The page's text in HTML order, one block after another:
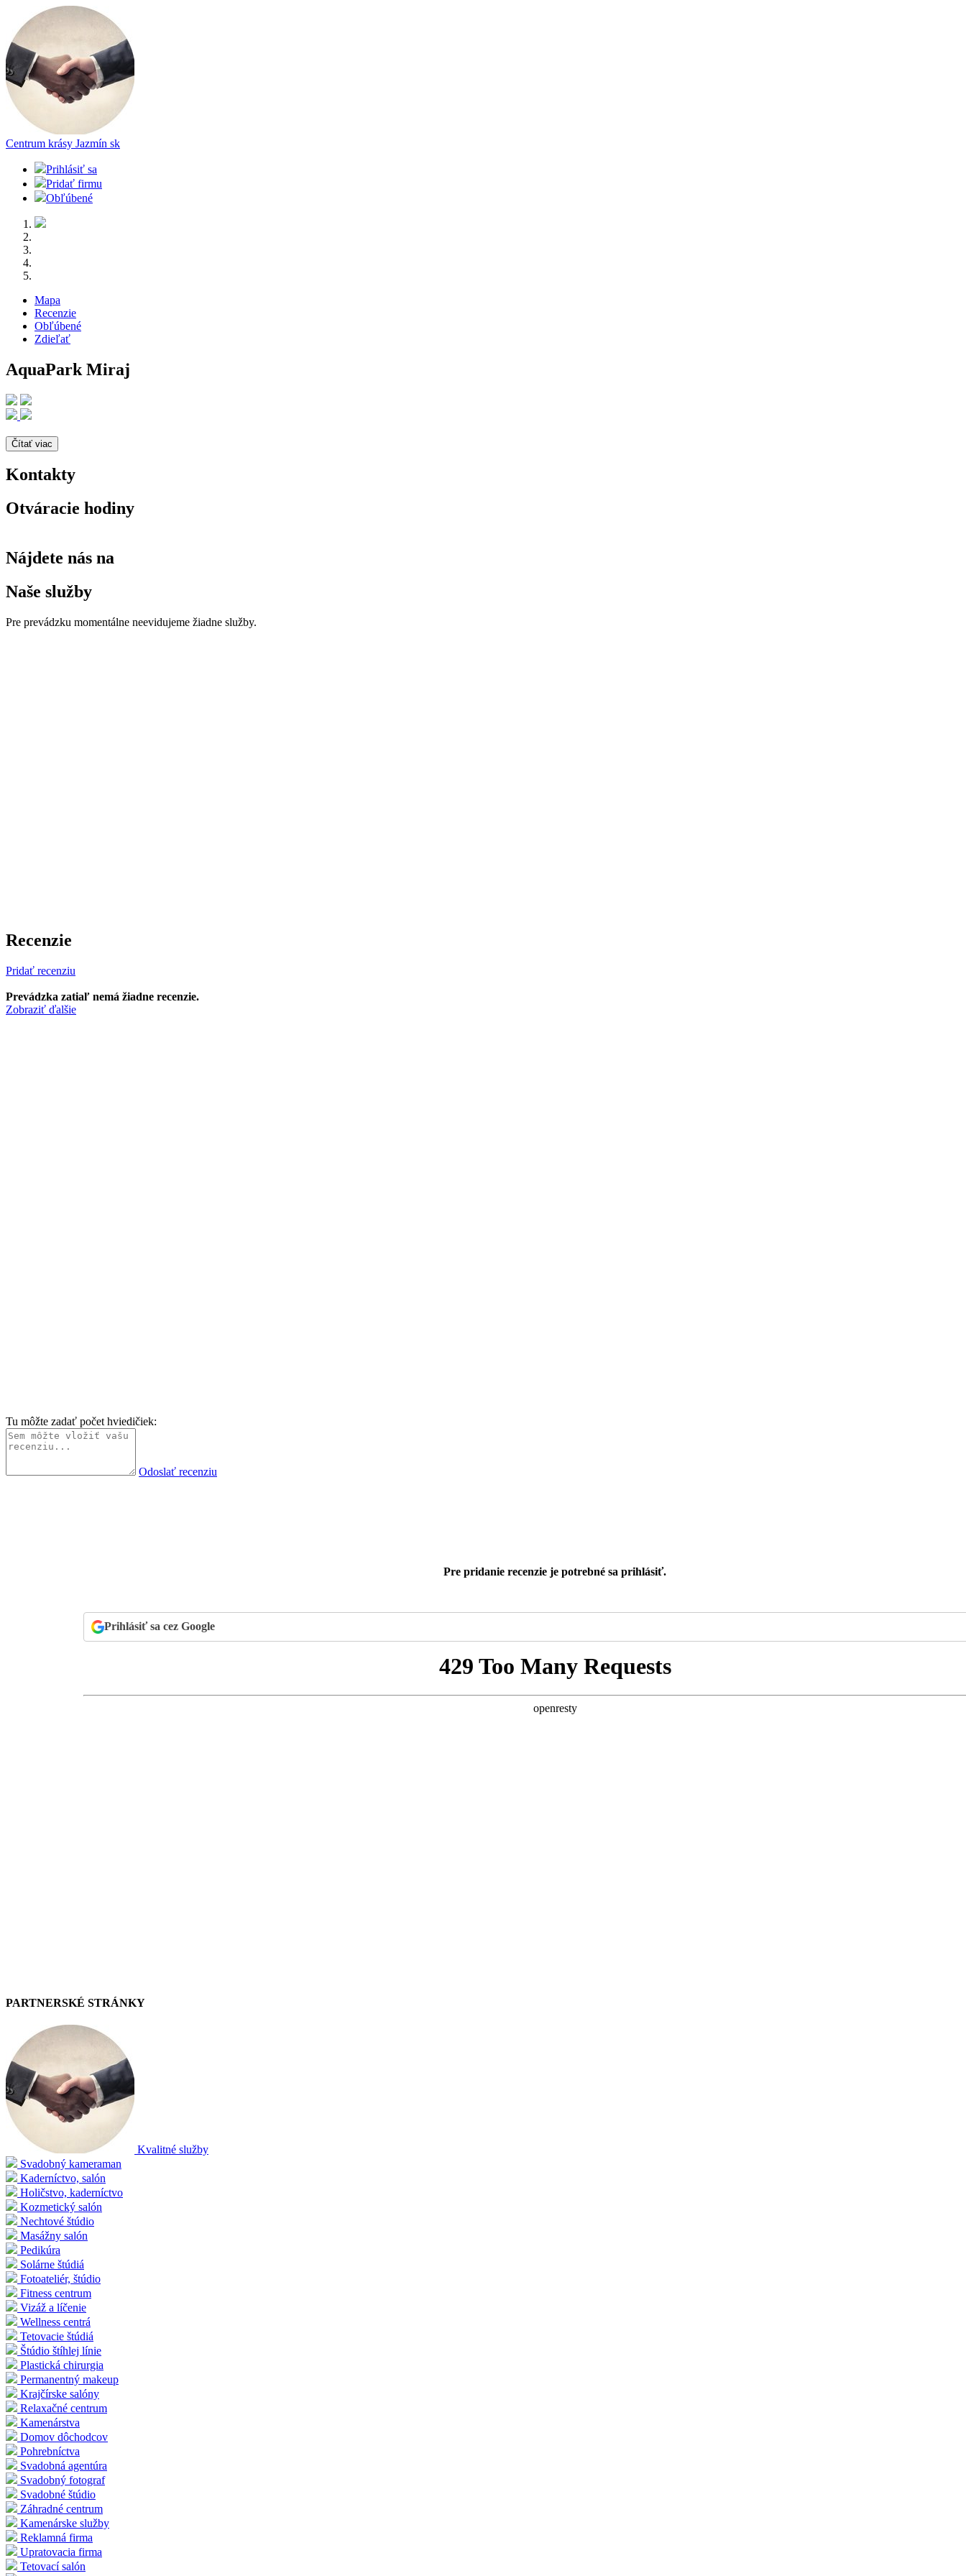
Centrum krásy Jazmín sk
Prihlásiť sa
Pridať firmu
Obľúbené
Mapa
Recenzie
Obľúbené
Zdieľať
AquaPark Miraj
Čítať viac
Kontakty
Otváracie hodiny
Nájdete nás na
Naše služby
Pre prevádzku momentálne neevidujeme žiadne služby.
Recenzie
Pridať recenziu
Prevádzka zatiaľ nemá žiadne recenzie.
Zobraziť ďalšie
Tu môžte zadať počet hviedičiek:
Odoslať recenziu
Pre pridanie recenzie je potrebné sa prihlásiť.
Prihlásiť sa cez Google
PARTNERSKÉ STRÁNKY
Kvalitné služby
Svadobný kameraman
Kaderníctvo, salón
Holičstvo, kaderníctvo
Kozmetický salón
Nechtové štúdio
Masážny salón
Pedikúra
Solárne štúdiá
Fotoateliér, štúdio
Fitness centrum
Vizáž a líčenie
Wellness centrá
Tetovacie štúdiá
Štúdio štíhlej línie
Plastická chirurgia
Permanentný makeup
Krajčírske salóny
Relaxačné centrum
Kamenárstva
Domov dôchodcov
Pohrebníctva
Svadobná agentúra
Svadobný fotograf
Svadobné štúdio
Záhradné centrum
Kamenárske služby
Reklamná firma
Upratovacia firma
Tetovací salón